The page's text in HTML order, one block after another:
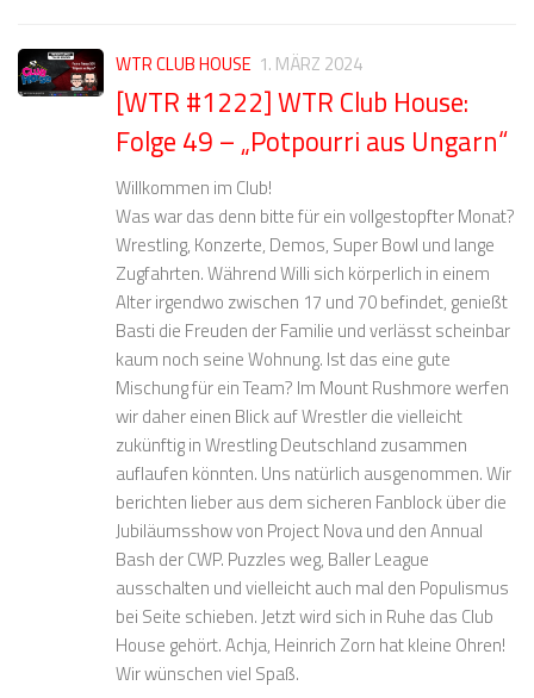
WTR CLUB HOUSE 1. MÄRZ 2024
[WTR #1222] WTR Club House:
Folge 49 – „Potpourri aus Ungarn“
Willkommen im Club!
Was war das denn bitte für ein vollgestopfter Monat?
Wrestling, Konzerte, Demos, Super Bowl und lange
Zugfahrten. Während Willi sich körperlich in einem
Alter irgendwo zwischen 17 und 70 befindet, genießt
Basti die Freuden der Familie und verlässt scheinbar
kaum noch seine Wohnung. Ist das eine gute
Mischung für ein Team? Im Mount Rushmore werfen
wir daher einen Blick auf Wrestler die vielleicht
zukünftig in Wrestling Deutschland zusammen
auflaufen könnten. Uns natürlich ausgenommen. Wir
berichten lieber aus dem sicheren Fanblock über die
Jubiläumsshow von Project Nova und den Annual
Bash der CWP. Puzzles weg, Baller League
ausschalten und vielleicht auch mal den Populismus
bei Seite schieben. Jetzt wird sich in Ruhe das Club
House gehört. Achja, Heinrich Zorn hat kleine Ohren!
Wir wünschen viel Spaß.